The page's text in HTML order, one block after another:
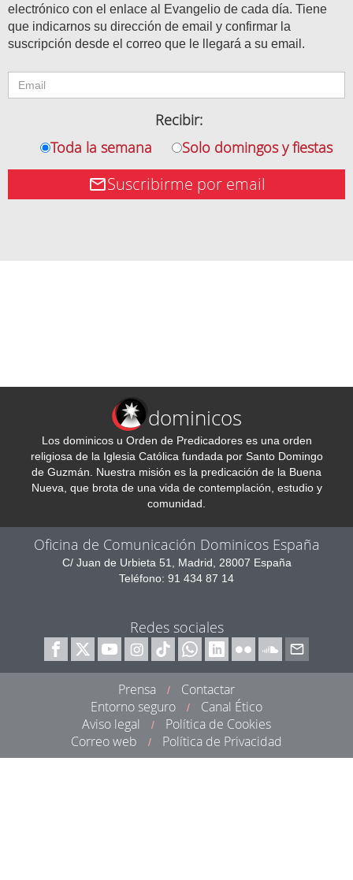
electrónico con el enlace al Evangelio de cada día. Tiene
que indicarnos su dirección de email y confirmar la
suscripción desde el correo que le llegará a su email.
Recibir:
Toda la semana
Solo domingos y fiestas
Suscribirme por email
dominicos
Los dominicos u Orden de Predicadores es una orden
religiosa de la Iglesia Católica fundada por Santo Domingo
de Guzmán. Nuestra misión es la predicación de la Buena
Nueva, que brota de una vida de contemplación, estudio y
comunidad.
Oficina de Comunicación Dominicos España
C/ Juan de Urbieta 51, Madrid, 28007 España
Teléfono: 91 434 87 14
Redes sociales
Prensa /
Contactar
Entorno seguro
/
Canal Ético
Aviso legal
/
Política de Cookies
Correo web
/ Política de Privacidad